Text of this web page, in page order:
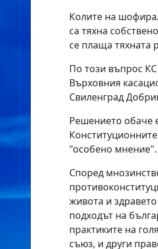
Колите на
са тяхна
се плаща тяхната
По този въпрос
Върховния
Свиленград
Решението обаче
"особено мнение".
Според
живота и
подходът на
практиките на
съюз, и други